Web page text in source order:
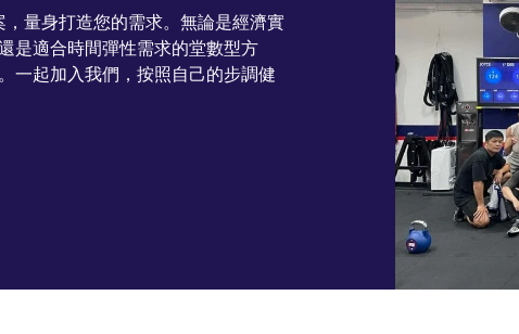
，量身打造您的需求。無論是經濟實
是適合時間彈性需求的堂數型方
一起加入我們，按照自己的步調健